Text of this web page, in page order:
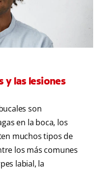
y las lesiones
son
en la boca, los
muchos tipos de
los más comunes
labial, la